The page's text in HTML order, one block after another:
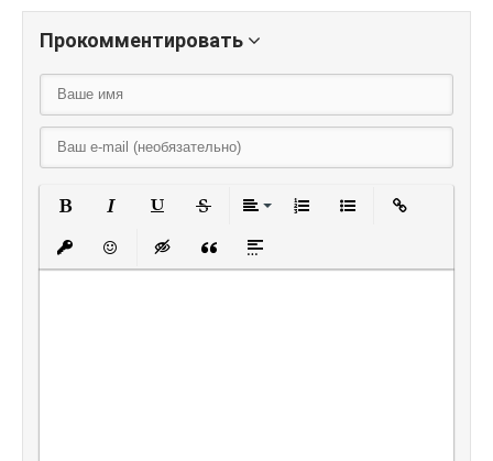
Прокомментировать
Вставить защищенную ссылку
Вставить смайлик
Вставка скрытого текста
Вставка цитаты
Вставка спойлера